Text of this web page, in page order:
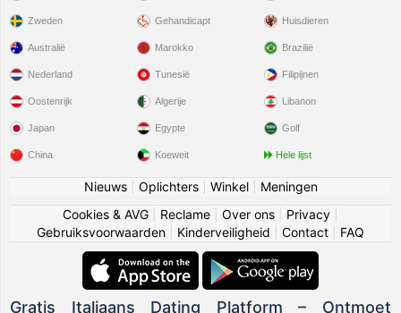
Zweden Gehandicapt Huisdieren
Australië
Nederland
Oostenrijk
Japan
China
Marokko
Tunesië
Algerije
Egypte
Koeweit
Brazilië
Filipijnen
Libanon
Golf
Hele lijst
Nieuws| Oplichters| Winkel| Meningen
Cookies & AVG
Reclame Over ons Privacy
Gebruiksvoorwaarden
Kinderveiligheid Contact FAQ
Gratis Italiaans Dating Platform – Ontmoet